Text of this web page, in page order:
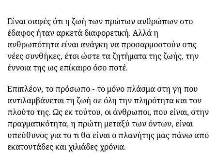
Είναι σαφές ότι η ζωή των πρώτων ανθρώπων στο
έδαφος ήταν αρκετά διαφορετική. Αλλά η
ανθρωπότητα είναι ανάγκη να προσαρμοστούν στις
νέες συνθήκες, έτσι ώστε τα ζητήματα της ζωής, την
έννοια της ως επίκαιρο όσο ποτέ.
Επιπλέον, το πρόσωπο - το μόνο πλάσμα στη γη που
αντιλαμβάνεται τη ζωή σε όλη την πληρότητα και τον
πλούτο της. Ως εκ τούτου, οι άνθρωποι, που είναι, στην
πραγματικότητα, η πρώτη μεταξύ των όντων, είναι
υπεύθυνος για το τι θα είναι ο πλανήτης μας πάνω από
εκατοντάδες και χιλιάδες χρόνια.